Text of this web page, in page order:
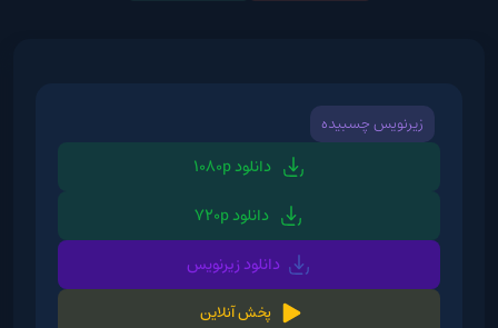
زیرنویس چسبیده
دانلود 1080p
دانلود 720p
دانلود زیرنویس
پخش آنلاین